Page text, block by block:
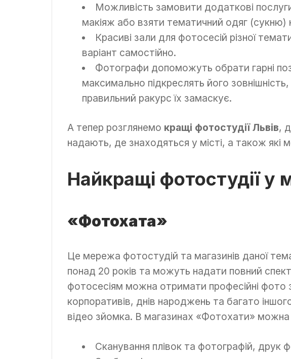
Можливість замовити додаткові
макіяж або взяти тематичний одяг (сукню)
Красиві зали для фотосесій різної
варіант самостійно.
Фотографи допоможуть обрати гарні
максимально підкреслять його зовнішність,
правильний ракурс їх замаскує.
А тепер розглянемо кращі фотостудії Львів,
надають, де знаходяться у місті, а також які
Найкращі фотостудії у
«Фотохата»
Це мережа фотостудій та магазинів даної
понад 20 років та можуть надати повний
фотосесіям можна отримати професійні фото
корпоративів, днів народжень та багато
відео зйомка. В магазинах «Фотохати» можна
Сканування плівок та фотографій, друк